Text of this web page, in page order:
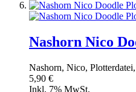
Nashorn Nico
Nashorn, Nico,
5,90 €
Inkl. 7% MwSt.